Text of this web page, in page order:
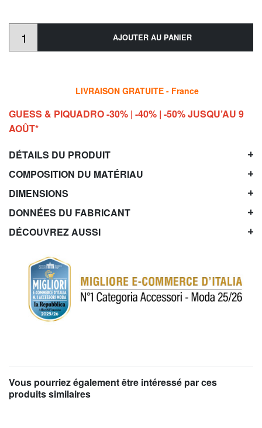
AJOUTER AU PANIER
LIVRAISON GRATUITE - France
GUESS & PIQUADRO -30% | -40% | -50% JUSQU’AU 9
AOÛT*
DÉTAILS DU PRODUIT
COMPOSITION DU MATÉRIAU
DIMENSIONS
DONNÉES DU FABRICANT
DÉCOUVREZ AUSSI
Vous pourriez également être intéressé par ces
produits similaires